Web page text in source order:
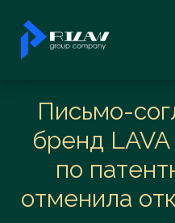
Письмо-
бренд
по
отменила